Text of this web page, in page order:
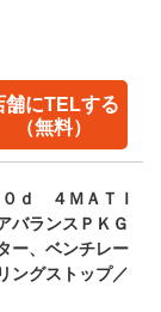
舗にTELする
（無料）
ｄ ４ＭＡＴＩ
ランスＰＫＧ
ー、ベンチレー
ングストップ／